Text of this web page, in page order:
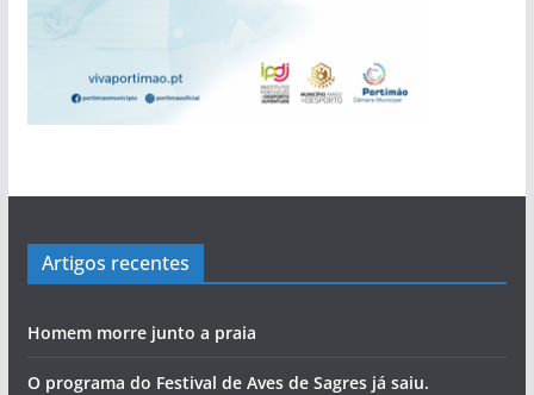
Artigos recentes
Homem morre junto a praia
O programa do Festival de Aves de Sagres já saiu.